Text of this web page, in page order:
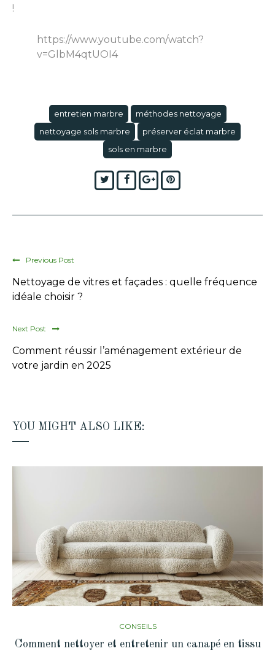
!
https://www.youtube.com/watch?
v=GlbM4qtUOI4
entretien marbre
méthodes nettoyage
nettoyage sols marbre
préserver éclat marbre
sols en marbre
TwitterFacebook
Google+Pinterest
Previous Post
Nettoyage de vitres et façades : quelle fréquence
idéale choisir ?
Next Post
Comment réussir l’aménagement extérieur de
votre jardin en 2025
YOU MIGHT ALSO LIKE:
CONSEILS
Comment nettoyer et entretenir un canapé en tissu